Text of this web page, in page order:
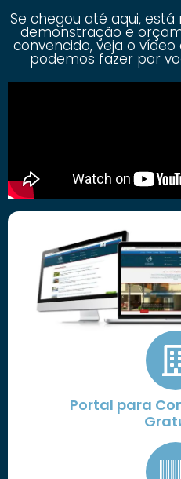
Se chegou até aqui,
demonstração e
convencido, veja o
podemos fazer por
Portal para